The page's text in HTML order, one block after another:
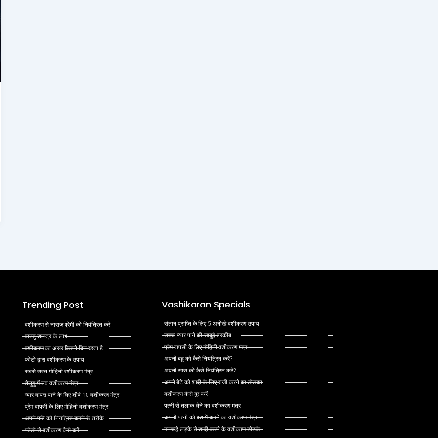
Trending Post
वशीकरण से नाराज प्रेमी को नियंत्रित करें
वास्तु शास्त्र के लाभ
वशीकरण का असर कितने दिन रहता है
फोटो द्वारा वशीकरण के उपाय
सबसे सरल मोहिनी वशीकरण मंत्र
तेलुगु में लव वशीकरण मंत्र
प्यार वापस पाने के लिए शीर्ष 10 वशीकरण मंत्र
प्रेम वापसी के लिए मोहिनी वशीकरण मंत्र
अपने पति को नियंत्रित करने के तरीके
फोटो से वशीकरण कैसे करें
Vashikaran Specials
संतान प्राप्ति के लिए 5 अनोखे वशीकरण उपाय
सच्चा प्यार पाने की जादुई तरकीब
प्रेम वापसी के लिए मोहिनी वशीकरण मंत्र
अपनी बहू को कैसे नियंत्रित करें?
अपनी सास को कैसे नियंत्रित करें?
अपने बेटे को शादी के लिए राजी करने का टोटका
वशीकरण कैसे दूर करें
पत्नी से तलाक लेने का वशीकरण मंत्र
अपनी पत्नी को वश में करने का वशीकरण मंत्र
मनचाहे लड़के से शादी करने के वशीकरण टोटके